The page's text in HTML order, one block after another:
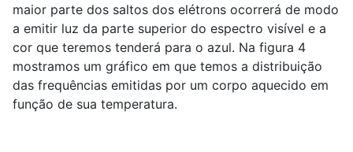
maior parte dos saltos dos elétrons ocorrerá de modo
a emitir luz da parte superior do espectro visível e a
cor que teremos tenderá para o azul. Na figura 4
mostramos um gráfico em que temos a distribuição
das frequências emitidas por um corpo aquecido em
função de sua temperatura.